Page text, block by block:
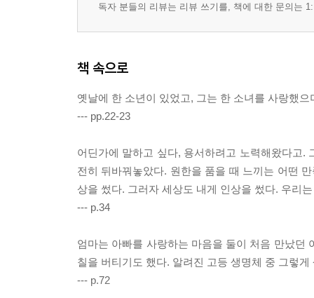
독자 분들의 리뷰는 리뷰 쓰기를, 책에 대한 문의는
책 속으로
옛날에 한 소년이 있었고, 그는 한 소녀를 사랑했
--- pp.22-23
어딘가에 말하고 싶다, 용서하려고 노력해왔다고.
전히 뒤바꿔놓았다. 원한을 품을 때 느끼는 어떤
상을 썼다. 그러자 세상도 내게 인상을 썼다. 우리
--- p.34
엄마는 아빠를 사랑하는 마음을 둘이 처음 만났던
칠을 버티기도 했다. 알려진 고등 생명체 중 그렇
--- p.72